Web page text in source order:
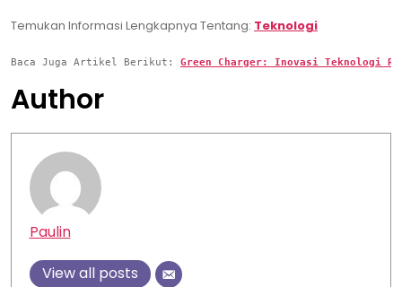
Temukan Informasi Lengkapnya Tentang: Teknologi
Baca Juga Artikel Berikut: Green Charger: Inovasi Teknologi
Author
Paulin
View all posts